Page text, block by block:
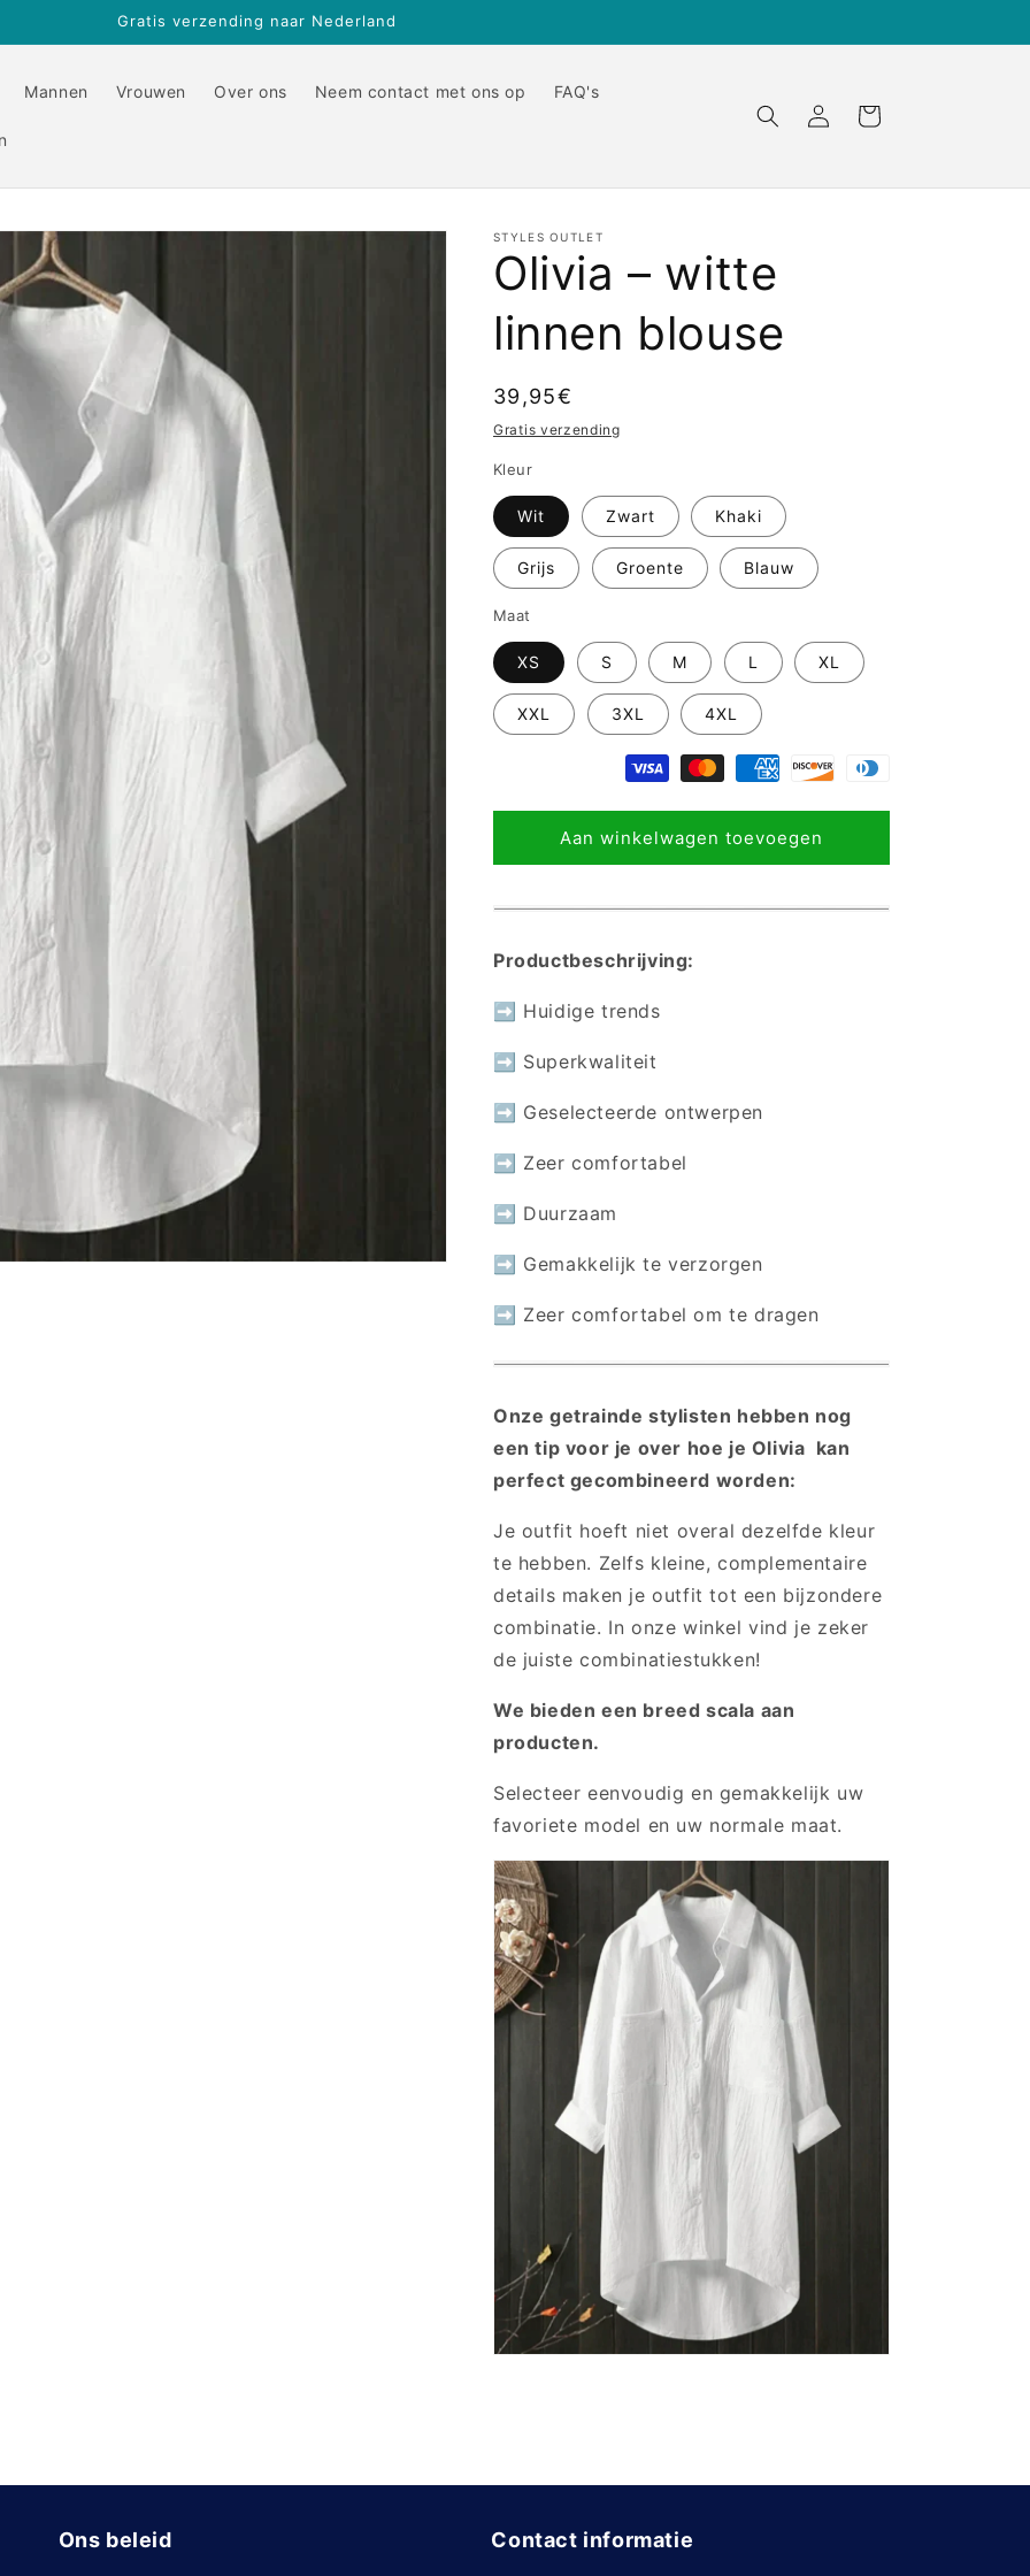
Gratis verzending naar Nederland
Mannen Vrouwen Over ons Neem contact met ons op FAQ's
Inloggen
Winkelwagen
STYLES OUTLET
Olivia – witte
linnen blouse
Normale
prijs
39,95€
Gratis verzending
Kleur
Wit Zwart Khaki
Grijs Groente Blauw
Maat
XS S M L XL
XXL 3XL 4XL
Aan winkelwagen toevoegen
Productbeschrijving:
➡ Huidige trends
➡ Superkwaliteit
➡ Geselecteerde ontwerpen
➡ Zeer comfortabel
➡ Duurzaam
➡ Gemakkelijk te verzorgen
➡ Zeer comfortabel om te dragen
Onze getrainde stylisten hebben nog
een tip voor je over hoe je Olivia kan
perfect gecombineerd worden:
Je outfit hoeft niet overal dezelfde kleur
te hebben. Zelfs kleine, complementaire
details maken je outfit tot een bijzondere
combinatie. In onze winkel vind je zeker
de juiste combinatiestukken!
We bieden een breed scala aan
producten.
Selecteer eenvoudig en gemakkelijk uw
favoriete model en uw normale maat.
Ons beleid Contact informatie